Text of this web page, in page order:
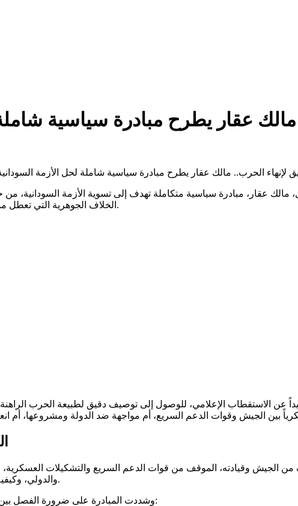
عقار يطرح مبادرة سياسية شاملة
الحرب.. مالك عقار يطرح مبادرة سياسية شاملة لحل الأزمة السودانية 2026/07/08 - الساعة 01:12 مساءاً
عقار، مبادرة سياسية متكاملة تهدف إلى تسوية الأزمة السودانية، من
الخلاف الجوهرية التي تعطل مسار السلام وتحدد ملامح مرحلة ما بعد الحرب.
عن الاستقطاب الإعلامي، للوصول إلى توصيف دقيق لطبيعة الحرب
وقيادته، الموقف من قوات الدعم السريع والتشكيلات العسكرية،
والدولي، وكيفية حكم السودان والعلاقة بين المركز والهامش.
وشددت المبادرة على ضرورة الفصل بين مسارين لضمان عدم تعقيد العملية السياسية: